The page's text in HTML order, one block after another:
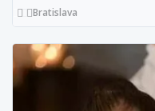
Bratislava